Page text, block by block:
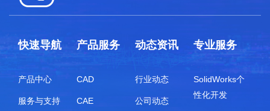
快速导航
产品中心
服务与支持
产品服务
CAD
CAE
动态资讯
行业动态
公司动态
专业服务
SolidWorks个
性化开发